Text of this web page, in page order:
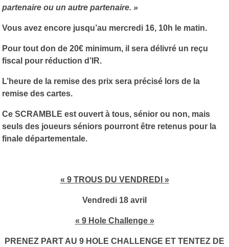
partenaire ou un autre partenaire. »
Vous avez encore jusqu’au mercredi 16, 10h le matin.
Pour tout don de 20€ minimum, il sera délivré un reçu
fiscal pour réduction d’IR.
L’heure de la remise des prix sera précisé lors de la
remise des cartes.
Ce SCRAMBLE est ouvert à tous, sénior ou non, mais
seuls des joueurs séniors pourront être retenus pour la
finale départementale.
« 9 TROUS DU VENDREDI »
Vendredi 18 avril
« 9 Hole Challenge »
PRENEZ PART AU 9 HOLE CHALLENGE ET TENTEZ DE